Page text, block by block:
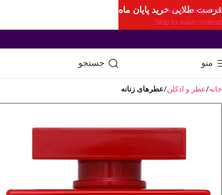
Skip to navigation
Skip to main content
منو جستجو
خانه عطر و ادکلن عطرهای زنانه
فرصت طلایی خرید پایان ماه